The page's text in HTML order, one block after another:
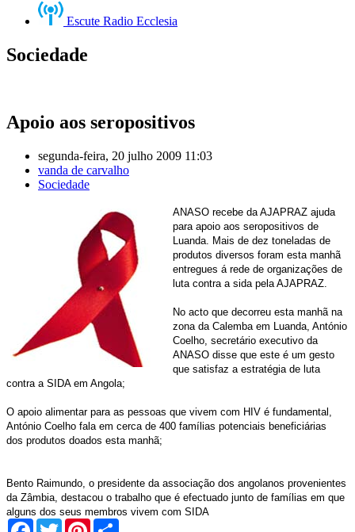
Escute Radio Ecclesia
Sociedade
Apoio aos seropositivos
segunda-feira, 20 julho 2009 11:03
vanda de carvalho
Sociedade
ANASO recebe da AJAPRAZ ajuda
para apoio aos seropositivos de
Luanda. Mais de dez toneladas de
produtos diversos foram esta manhã
entregues á rede de organizações de
luta contra a sida pela AJAPRAZ.
No acto que decorreu esta manhã na
zona da Calemba em Luanda, António
Coelho, secretário executivo da
ANASO disse que este é um gesto
que satisfaz a estratégia de luta
contra a SIDA em Angola;
O apoio alimentar para as pessoas que vivem com HIV é fundamental,
António Coelho fala em cerca de 400 famílias potenciais beneficiárias
dos produtos doados esta manhã;
Bento Raimundo, o presidente da associação dos angolanos provenientes
da Zâmbia, destacou o trabalho que é efectuado junto de famílias em que
alguns dos seus membros vivem com SIDA
Facebook
TwitterPinterest